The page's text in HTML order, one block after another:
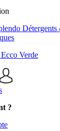
Détergents
?